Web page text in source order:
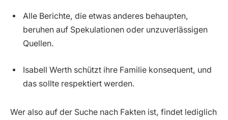
Alle Berichte, die etwas anderes behaupten,
beruhen auf Spekulationen oder unzuverlässigen
Quellen.
Isabell Werth schützt ihre Familie konsequent, und
das sollte respektiert werden.
Wer also auf der Suche nach Fakten ist, findet lediglich